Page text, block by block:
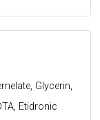
Glycerin,
Etidronic